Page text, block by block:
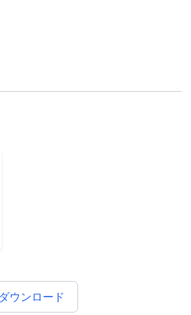
ウンロード